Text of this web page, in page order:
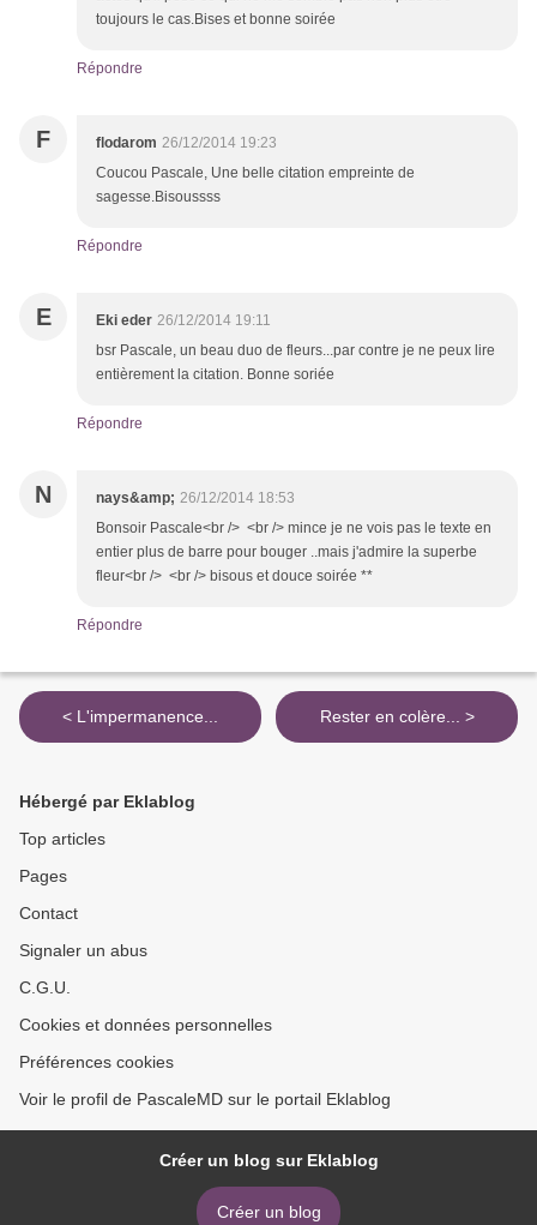
toujours le cas.Bises et bonne soirée
Répondre
F flodarom 26/12/2014 19:23
Coucou Pascale, Une belle citation empreinte de
sagesse.Bisoussss
Répondre
E Eki eder 26/12/2014 19:11
bsr Pascale, un beau duo de fleurs...par contre je ne peux lire
entièrement la citation. Bonne soriée
Répondre
N nays&amp; 26/12/2014 18:53
Bonsoir Pascale<br /> <br /> mince je ne vois pas le texte en
entier plus de barre pour bouger ..mais j'admire la superbe
fleur<br /> <br /> bisous et douce soirée **
Répondre
< L'impermanence... Rester en colère... >
Hébergé par Eklablog
Top articles
Pages
Contact
Signaler un abus
C.G.U.
Cookies et données personnelles
Préférences cookies
Voir le profil de PascaleMD sur le portail Eklablog
Créer un blog sur Eklablog
Créer un blog